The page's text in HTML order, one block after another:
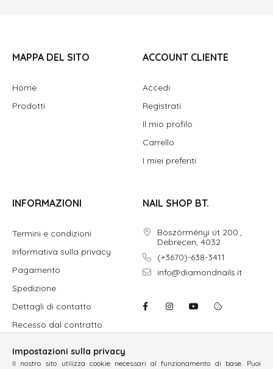
MAPPA DEL SITO
Home
Prodotti
ACCOUNT CLIENTE
Accedi
Registrati
Il mio profilo
Carrello
I miei preferiti
INFORMAZIONI
Termini e condizioni
Informativa sulla privacy
Pagamento
Spedizione
Dettagli di contatto
Recesso dal contratto
NAIL SHOP BT.
Böszörményi út 200.,
Debrecen, 4032
(+3670)-638-3411
info@diamondnails.it
Impostazioni sulla privacy
Il nostro sito utilizza cookie necessari al funzionamento di base. Puoi